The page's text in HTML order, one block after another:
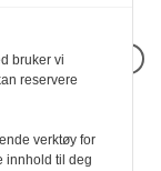
Neste artikkel
bruker vi
reservere
verktøy for
innhold til deg